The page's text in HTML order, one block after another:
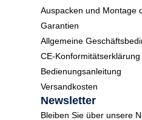
Auspacken und Montage
Garantien
Allgemeine
CE-Konformitätserklärung
Bedienungsanleitung
Versandkosten
Newsletter
Bleiben Sie über unsere